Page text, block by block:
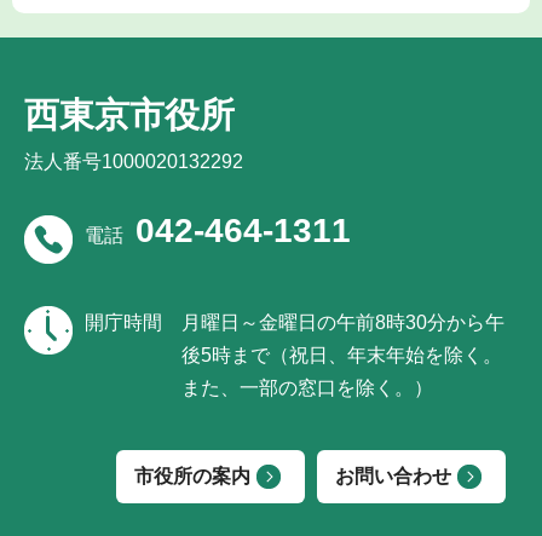
西東京市役所
法人番号1000020132292
電話 042-464-1311
開庁時間
月曜日～金曜日の午前8時30分から午
後5時まで（祝日、年末年始を除く。
また、一部の窓口を除く。）
市役所の案内 お問い合わせ